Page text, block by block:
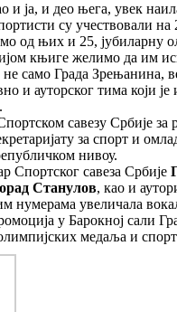
и ја, и део њега, увек
су учествовали
од њих и 25,
књиге желимо да им
само Града Зрењанина,
и ауторског тима који
савезу Србије
за спорт и
нивоу.
Спортског савеза Србије
Станулов, као и
нумерама увеличала
у Барокној сали
медаља и